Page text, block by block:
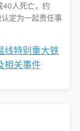
40人死亡，约
定为一起责任事
线特别重大铁
相关事件